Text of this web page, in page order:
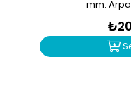
mm. Arpa